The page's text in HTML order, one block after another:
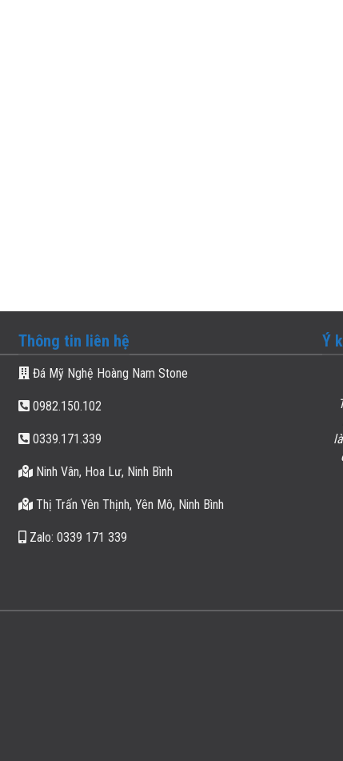
Thông tin liên hệ
Đá Mỹ Nghệ Hoàng Nam Stone
0982.150.102
0339.171.339
Ninh Vân, Hoa Lư, Ninh Bình
Thị Trấn Yên Thịnh, Yên Mô, Ninh Bình
Zalo: 0339 171 339
Ý
Sau khi xong phần việc Tôi, Tôi mới thấy Sản phẩm Mộ
yêu cầu kĩ thuật về độ tinh sảo, sắc nét, chất lượng rất
cơ sở, chúc cơ sở ngày càng phát triển.
Dương Tiến Thành /Thanh Hóa